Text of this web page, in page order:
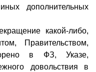
дополнительных
какой-либо,
Правительством,
в ФЗ, Указе,
довольствия в